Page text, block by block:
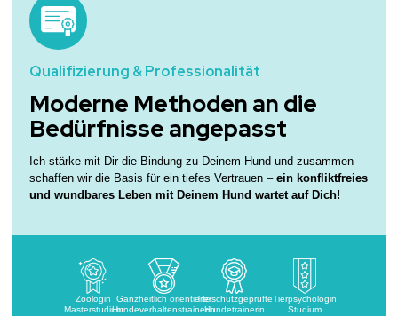
Qualifizierung & Professionalität
Moderne Methoden an die
Bedürfnisse angepasst
Ich stärke mit Dir die Bindung zu Deinem Hund und zusammen
schaffen wir die Basis für ein tiefes Vertrauen –ein konfliktfreies
und wundbares Leben mit Deinem Hund wartet auf Dich!
Zoologin
Masterstudium
Ganzheitlich orientierte
Hundeverhaltenstrainerin
Tierschutzgeprüfte
Hundetrainerin
Tierpsychologin
Studium